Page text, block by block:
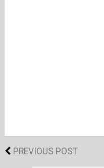
PREVIOUS POST